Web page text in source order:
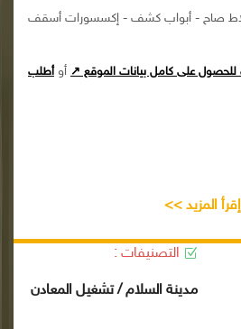
صاح - أبواب كشف - إكسسورات أسقف
على كامل بيانات الموقع ↗ أوأطلب
إقرأ المزيد >>
التصنيفات :
مدينة السلام / تشغيل المعادن